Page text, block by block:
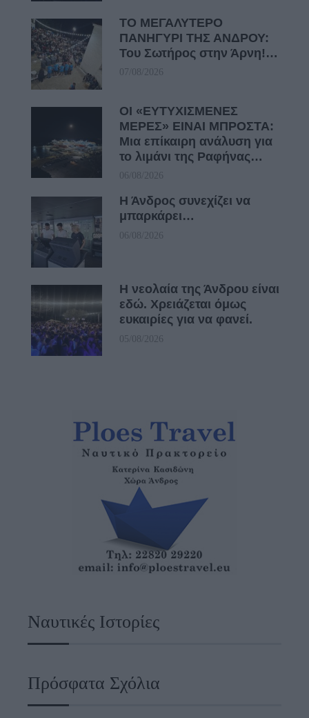
ΤΟ ΜΕΓΑΛΥΤΕΡΟ
ΠΑΝΗΓΥΡΙ ΤΗΣ ΑΝΔΡΟΥ:
Του Σωτήρος στην Άρνη!…
07/08/2026
ΟΙ «ΕΥΤΥΧΙΣΜΕΝΕΣ
ΜΕΡΕΣ» ΕΙΝΑΙ ΜΠΡΟΣΤΑ:
Μια επίκαιρη ανάλυση για
το λιμάνι της Ραφήνας…
06/08/2026
Η Άνδρος συνεχίζει να
μπαρκάρει…
06/08/2026
Η νεολαία της Άνδρου είναι
εδώ. Χρειάζεται όμως
ευκαιρίες για να φανεί.
05/08/2026
Ναυτικές Ιστορίες
Πρόσφατα Σχόλια